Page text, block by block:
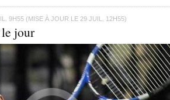
9H55 (MISE À JOUR LE 29 JUIL. 12H55)
jour